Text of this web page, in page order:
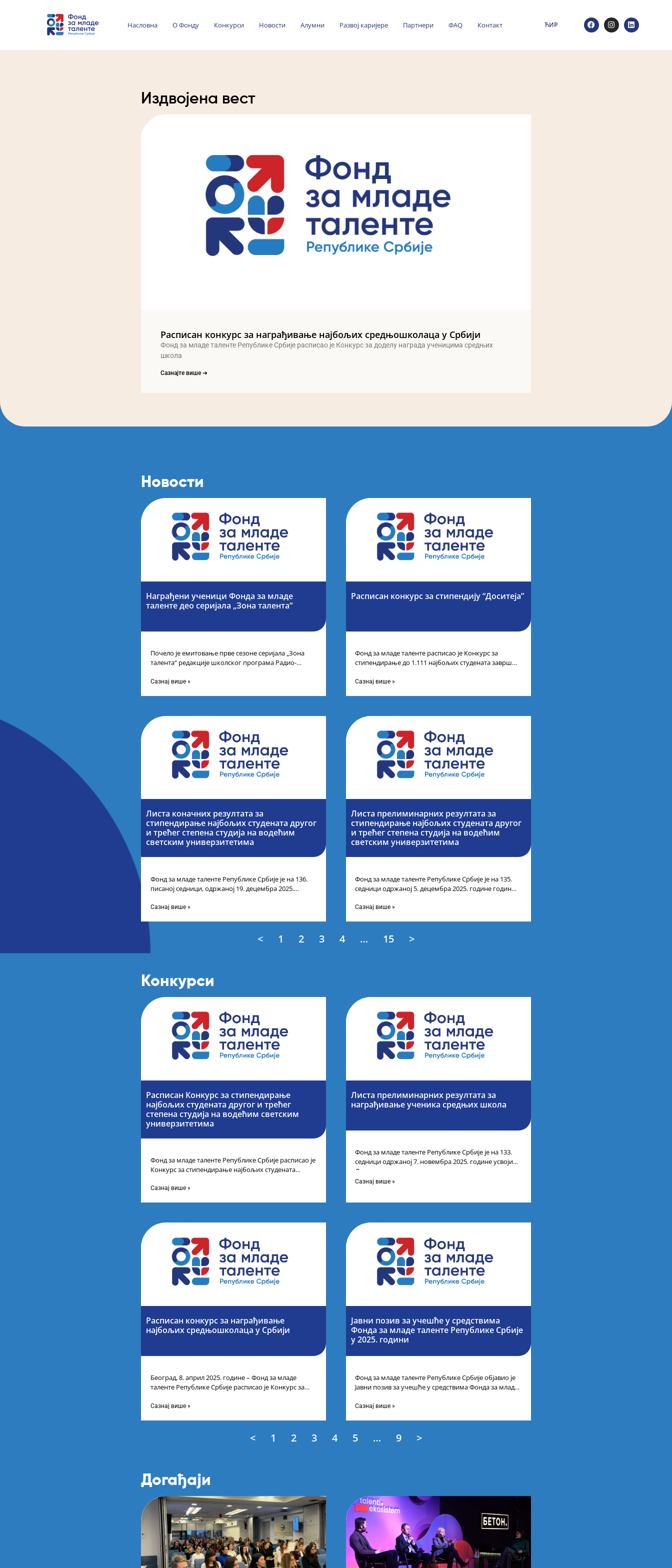
Насловна О Фонду Конкурси Новости Алумни Развој каријере Партнери ФАQ Контакт ЋИР
Издвојена вест
Расписан конкурс за награђивање најбољих средњошколаца у Србији
Фонд за младе таленте Републике Србије расписао је Конкурс за доделу награда ученицима средњих
школа
Сазнајте више ➔
Новости
Награђени ученици Фонда за младе
таленте део серијала „Зона талента“
Почело је емитовање прве сезоне серијала „Зона
талента“ редакције школског програма Радио-
каналу
Сазнај више »
Расписан конкурс за стипендију “Доситеја”
Фонд за младе таленте расписао је Конкурс за
стипендирање до 1.111 најбољих студената завршне
Сазнај више »
Листа коначних резултата за
стипендирање најбољих студената другог
и трећег степена студија на водећим
светским универзитетима
Фонд за младе таленте Републике Србије је на 136.
писаној седници, одржаној 19. децембра 2025.
Сазнај више »
Листа прелиминарних резултата за
стипендирање најбољих студената другог
и трећег степена студија на водећим
светским универзитетима
Фонд за младе таленте Републике Србије је на 135.
седници одржаној 5. децембра 2025. године године
Сазнај више »
< 1 2 3 4 … 15 >
Конкурси
Расписан Конкурс за стипендирање
најбољих студената другог и трећег
степена студија на водећим светским
универзитетима
Фонд за младе таленте Републике Србије расписао је
Конкурс за стипендирање најбољих студената
Сазнај више »
Листа прелиминарних резултата за
награђивање ученика средњих школа
Фонд за младе таленте Републике Србије је на 133.
седници одржаној 7. новембра 2025. године усвојио
Листу прелиминарних резултата по
Сазнај више »
Расписан конкурс за награђивање
најбољих средњошколаца у Србији
Београд, 8. април 2025. године – Фонд за младе
таленте Републике Србије расписао је Конкурс за
Сазнај више »
Јавни позив за учешће у средствима
Фонда за младе таленте Републике Србије
у 2025. години
Фонд за младе таленте Републике Србије објавио је
Јавни позив за учешће у средствима Фонда за младе
Сазнај више »
< 1 2 3 4 5 … 9 >
Догађаји